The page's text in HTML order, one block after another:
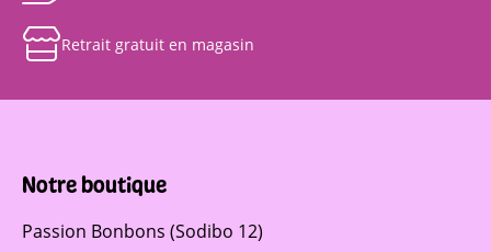
Retrait gratuit en magasin
Notre boutique
Passion Bonbons (Sodibo 12)